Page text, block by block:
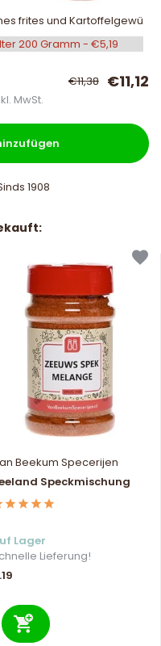
frites und Kartoffelgewürz
€11,38 €11,12
MwSt.
1908
Beekum Specerijen
Speckmischung
Lager
Lieferung!